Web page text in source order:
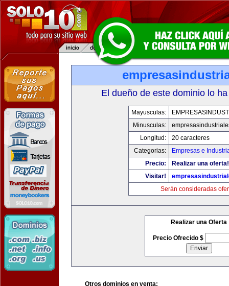
El dueño de este dominio lo
Mayusculas:
Minusculas:
Longitud:
20 caracteres
Categorias:
Empresas e
Precio:
Realizar una oferta!
Visitar!
Serán consideradas
Realizar una Oferta
Precio Ofrecido $
Otros dominios en venta: